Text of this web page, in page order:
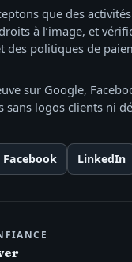
que des
à l’image, et
des politiques de
sur Google,
sans logos clients ni
Facebook LinkedIn